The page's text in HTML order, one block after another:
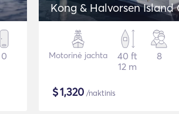
0
Kong & Halvorsen Island
Motorinė jachta
40 ft
12 m
8
$1,320 /naktinis